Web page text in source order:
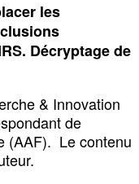
les
Décryptage de
& Innovation
de
(AAF). Le contenu